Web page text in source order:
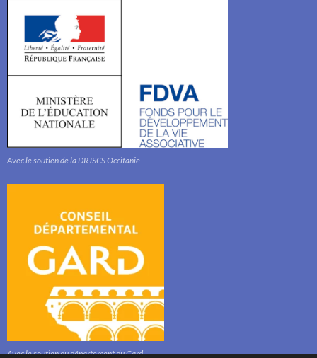
Avec le soutien de la DRJSCS Occitanie
Avec le soutien du département du Gard